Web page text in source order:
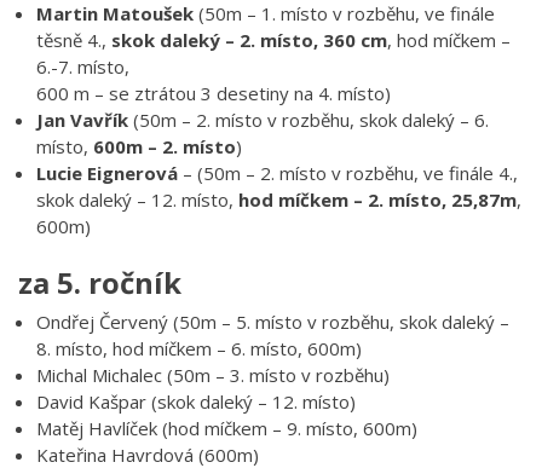
Martin Matoušek (50m – 1. místo v rozběhu, ve finále
těsně 4., skok daleký – 2. místo, 360 cm, hod míčkem –
6.-7. místo,
600 m – se ztrátou 3 desetiny na 4. místo)
Jan Vavřík (50m – 2. místo v rozběhu, skok daleký – 6.
místo, 600m – 2. místo)
Lucie Eignerová – (50m – 2. místo v rozběhu, ve finále 4.,
skok daleký – 12. místo, hod míčkem – 2. místo, 25,87m,
600m)
za 5. ročník
Ondřej Červený (50m – 5. místo v rozběhu, skok daleký –
8. místo, hod míčkem – 6. místo, 600m)
Michal Michalec (50m – 3. místo v rozběhu)
David Kašpar (skok daleký – 12. místo)
Matěj Havlíček (hod míčkem – 9. místo, 600m)
Kateřina Havrdová (600m)